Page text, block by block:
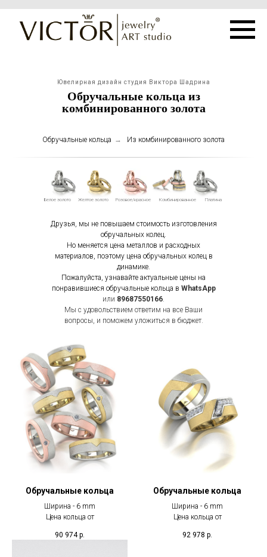
Обручальные кольца из
комбинированного золота
Ювелирная дизайн студия Виктора Шадрина
Обручальные кольца → Из комбинированного золота
Белое золото Желтое золото Розовое/красное Комбинированное Платина
Друзья, мы не повышаем стоимость изготовления
обручальных колец.
Но меняется цена металлов и расходных
материалов, поэтому цена обручальных колец в
динамике.
Пожалуйста, узнавайте актуальные цены на
понравившиеся обручальные кольца в WhatsApp
или 89687550166.
Мы с удовольствием ответим на все Ваши
вопросы, и поможем уложиться в бюджет.
Обручальные кольца
Ширина - 6 mm
Цена кольца от
90 974 р.
Обручальные кольца
Ширина - 6 mm
Цена кольца от
92 978 р.